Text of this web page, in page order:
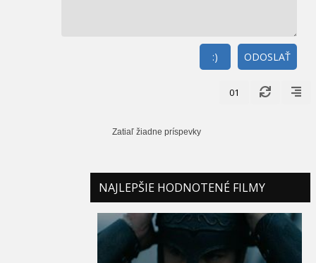
ODOSLAŤ
:)
01
Zatiaľ žiadne príspevky
NAJLEPŠIE HODNOTENÉ FILMY